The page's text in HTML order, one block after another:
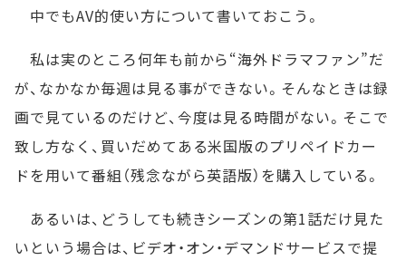
中でもAV的使い方について書いておこう。
私は実のところ何年も前から“海外ドラマファン”だ
が、なかなか毎週は見る事ができない。そんなときは録
画で見ているのだけど、今度は見る時間がない。そこで
致し方なく、買いだめてある米国版のプリペイドカー
ドを用いて番組（残念ながら英語版）を購入している。
あるいは、どうしても続きシーズンの第1話だけ見た
いという場合は、ビデオ・オン・デマンドサービスで提